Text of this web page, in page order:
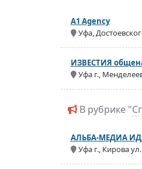
A1 Agency
Уфа,
ИЗВЕСТИЯ
Уфа г.,
В рубрике "
АЛЬБА-МЕДИА
Уфа г., Кирова